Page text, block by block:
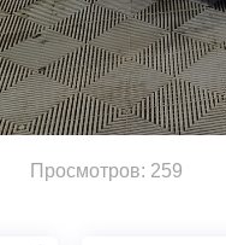
Просмотров: 259